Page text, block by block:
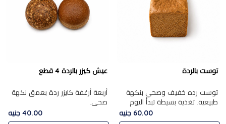
توست بالردة
توست رده خفيف وصحي بنكهة
طبيعية. تغذية بسيطة تبدأ اليوم
60.00 جنيه
عيش كيزر بالردة 4 قطع
أربعة أرغفة كايزر ردة بعمق نكهة
صحي.
40.00 جنيه